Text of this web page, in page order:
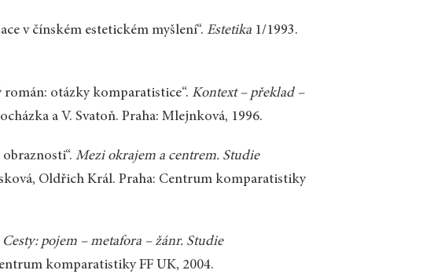
v čínském estetickém myšlení“.Estetika 1/1993.
otázky komparatistice“. Kontext – překlad –
a V. Svatoň. Praha: Mlejnková, 1996.
Mezi okrajem a centrem. Studie
Oldřich Král. Praha: Centrum komparatistiky
Cesty: pojem – metafora – žánr. Studie
komparatistiky FF UK, 2004.